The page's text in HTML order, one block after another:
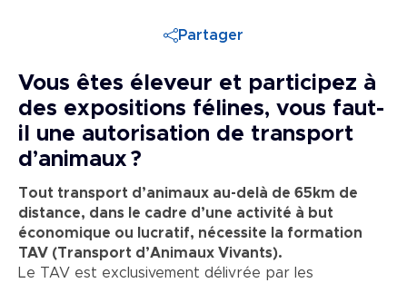
Partager
Vous êtes éleveur et participez à
des expositions félines, vous faut-
il une autorisation de transport
d’animaux ?
Tout transport d’animaux au-delà de 65km de
distance, dans le cadre d’une activité à but
économique ou lucratif, nécessite la formation
TAV (Transport d’Animaux Vivants).
Le TAV est exclusivement délivrée par les